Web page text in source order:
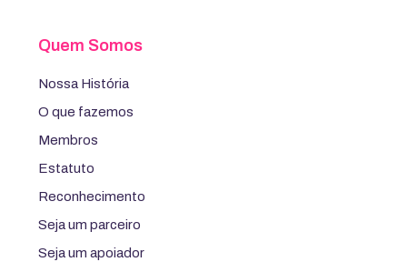
Quem Somos
Nossa História
O que fazemos
Membros
Estatuto
Reconhecimento
Seja um parceiro
Seja um apoiador